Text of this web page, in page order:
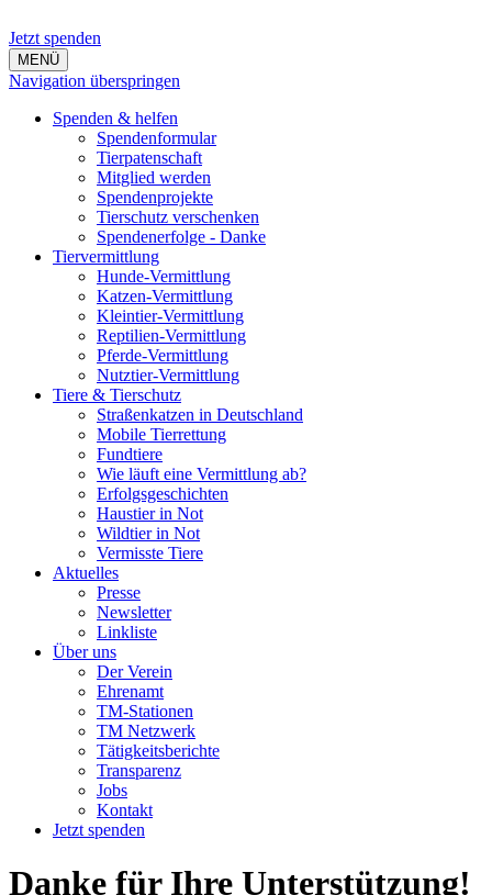
Jetzt spenden
MENÜ
Navigation überspringen
Spenden & helfen
Spendenformular
Tierpatenschaft
Mitglied werden
Spendenprojekte
Tierschutz verschenken
Spendenerfolge - Danke
Tiervermittlung
Hunde-Vermittlung
Katzen-Vermittlung
Kleintier-Vermittlung
Reptilien-Vermittlung
Pferde-Vermittlung
Nutztier-Vermittlung
Tiere & Tierschutz
Straßenkatzen in Deutschland
Mobile Tierrettung
Fundtiere
Wie läuft eine Vermittlung ab?
Erfolgsgeschichten
Haustier in Not
Wildtier in Not
Vermisste Tiere
Aktuelles
Presse
Newsletter
Linkliste
Über uns
Der Verein
Ehrenamt
TM-Stationen
TM Netzwerk
Tätigkeitsberichte
Transparenz
Jobs
Kontakt
Jetzt spenden
Danke für Ihre Unterstützung!